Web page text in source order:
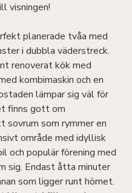
visningen!
planerade tvåa med
i dubbla väderstreck.
renoverat kök med
kombimaskin och en
lämpar sig väl för
finns gott om
som rymmer en
område med idyllisk
och populär förening med
sig. Endast åtta minuter
som ligger runt hörnet.